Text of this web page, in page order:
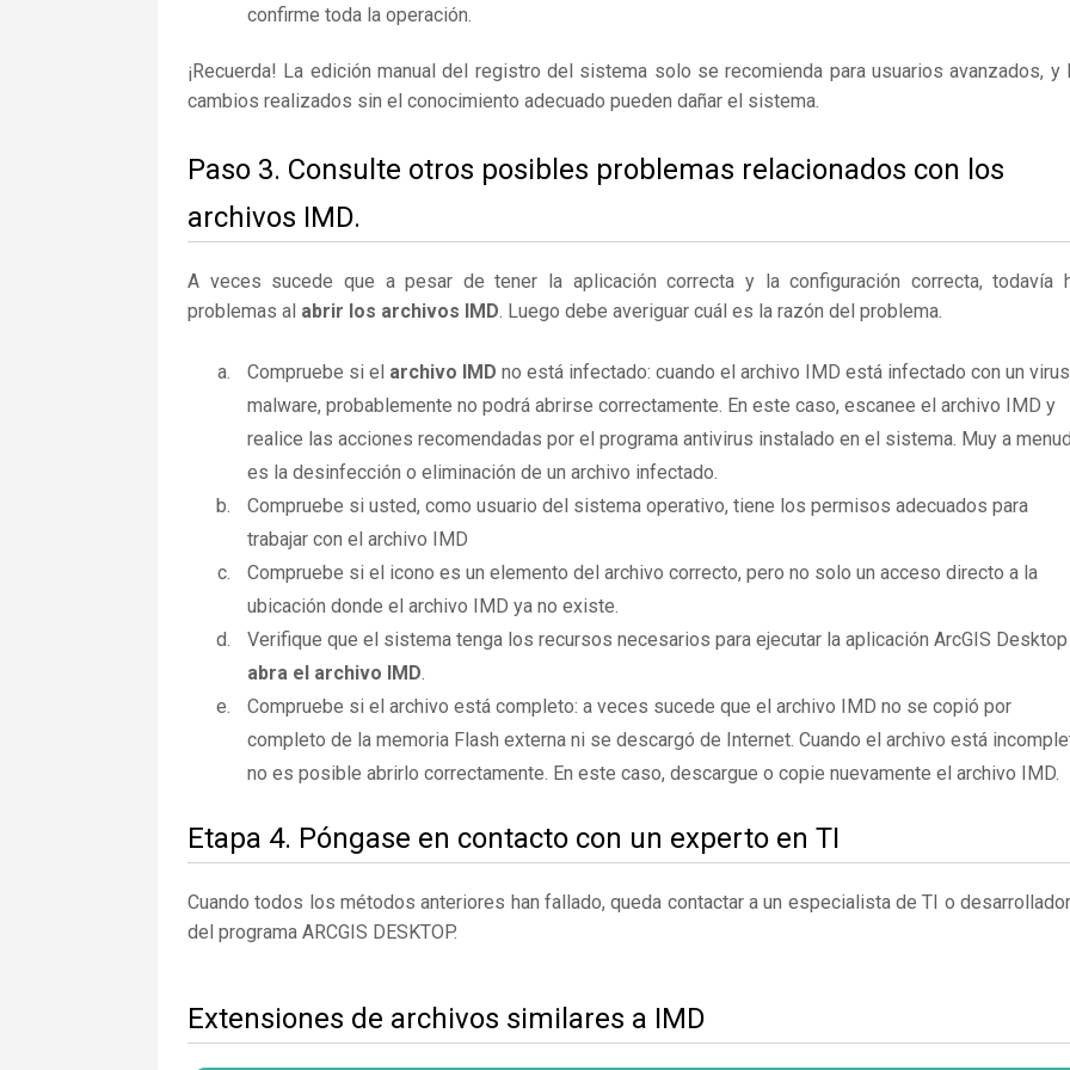
confirme toda la operación.
¡Recuerda! La edición manual del registro del sistema solo se recomienda para usuarios avanzados, y
cambios realizados sin el conocimiento adecuado pueden dañar el sistema.
Paso 3. Consulte otros posibles problemas relacionados con los
archivos IMD.
A veces sucede que a pesar de tener la aplicación correcta y la configuración correcta, todavía
problemas al abrir los archivos IMD. Luego debe averiguar cuál es la razón del problema.
Compruebe si el archivo IMD no está infectado: cuando el archivo IMD está infectado con un
malware, probablemente no podrá abrirse correctamente. En este caso, escanee el archivo IMD y
realice las acciones recomendadas por el programa antivirus instalado en el sistema. Muy a
es la desinfección o eliminación de un archivo infectado.
Compruebe si usted, como usuario del sistema operativo, tiene los permisos adecuados para
trabajar con el archivo IMD
Compruebe si el icono es un elemento del archivo correcto, pero no solo un acceso directo a la
ubicación donde el archivo IMD ya no existe.
Verifique que el sistema tenga los recursos necesarios para ejecutar la aplicación ArcGIS
abra el archivo IMD.
Compruebe si el archivo está completo: a veces sucede que el archivo IMD no se copió por
completo de la memoria Flash externa ni se descargó de Internet. Cuando el archivo está
no es posible abrirlo correctamente. En este caso, descargue o copie nuevamente el archivo IMD.
Etapa 4. Póngase en contacto con un experto en TI
Cuando todos los métodos anteriores han fallado, queda contactar a un especialista de TI o
del programa ARCGIS DESKTOP.
Extensiones de archivos similares a IMD